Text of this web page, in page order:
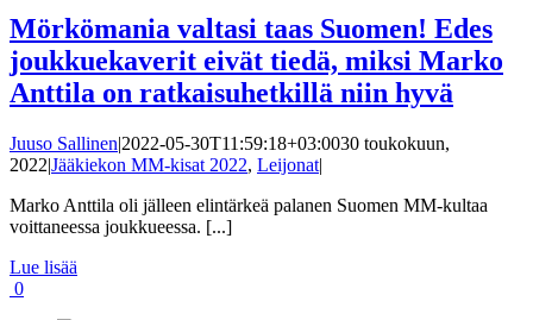
Mörkömania valtasi taas Suomen! Edes
joukkuekaverit eivät tiedä, miksi Marko
Anttila on ratkaisuhetkillä niin hyvä
Juuso Sallinen|2022-05-30T11:59:18+03:0030 toukokuun,
2022|Jääkiekon MM-kisat 2022, Leijonat|
Marko Anttila oli jälleen elintärkeä palanen Suomen MM-kultaa
voittaneessa joukkueessa. [...]
Lue lisää
0